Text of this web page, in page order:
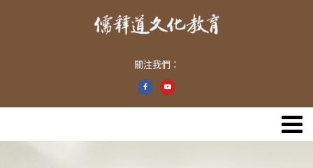
關注我們：